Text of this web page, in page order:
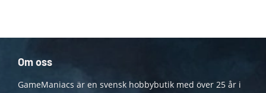
Om oss
GameManiacs är en svensk hobbybutik med över 25 år i